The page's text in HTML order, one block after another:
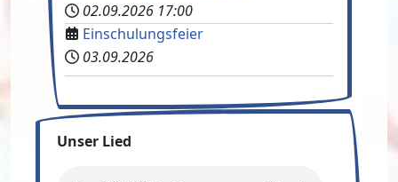
02.09.2026 17:00
Einschulungsfeier
03.09.2026
Unser Lied